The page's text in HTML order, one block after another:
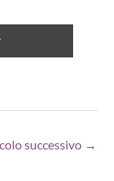
successivo →